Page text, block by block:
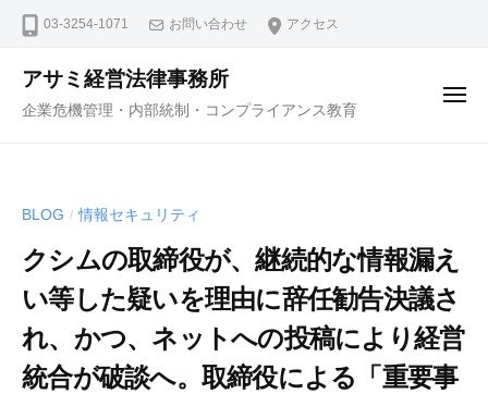
03-3254-1071 お問い合わせ アクセス
アサミ経営法律事務所
企業危機管理・内部統制・コンプライアンス教育
メ
BLOG / 情報セキュリティ
クシムの取締役が、継続的な情報漏え
い等した疑いを理由に辞任勧告決議さ
れ、かつ、ネットへの投稿により経営
統合が破談へ。取締役による「重要事